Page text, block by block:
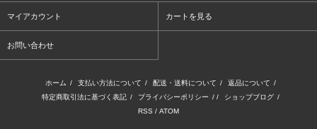
マイアカウント カートを見る
お問い合わせ
ホーム / 支払い方法について / 配送・送料について / 返品について /
特定商取引法に基づく表記 / プライバシーポリシー / / ショップブログ /
RSS / ATOM